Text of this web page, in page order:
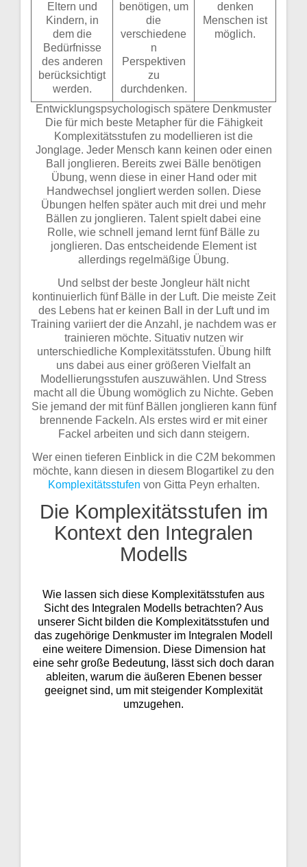
Eltern und
Kindern, in
dem die
Bedürfnisse
des anderen
berücksichtigt
werden.
benötigen, um
die
verschiedene
n
Perspektiven
zu
durchdenken.
denken
Menschen ist
möglich.
Entwicklungspsychologisch spätere Denkmuster
Die für mich beste Metapher für die Fähigkeit
Komplexitätsstufen zu modellieren ist die
Jonglage. Jeder Mensch kann keinen oder einen
Ball jonglieren. Bereits zwei Bälle benötigen
Übung, wenn diese in einer Hand oder mit
Handwechsel jongliert werden sollen. Diese
Übungen helfen später auch mit drei und mehr
Bällen zu jonglieren. Talent spielt dabei eine
Rolle, wie schnell jemand lernt fünf Bälle zu
jonglieren. Das entscheidende Element ist
allerdings regelmäßige Übung.
Und selbst der beste Jongleur hält nicht
kontinuierlich fünf Bälle in der Luft. Die meiste Zeit
des Lebens hat er keinen Ball in der Luft und im
Training variiert der die Anzahl, je nachdem was er
trainieren möchte. Situativ nutzen wir
unterschiedliche Komplexitätsstufen. Übung hilft
uns dabei aus einer größeren Vielfalt an
Modellierungsstufen auszuwählen. Und Stress
macht all die Übung womöglich zu Nichte. Geben
Sie jemand der mit fünf Bällen jonglieren kann fünf
brennende Fackeln. Als erstes wird er mit einer
Fackel arbeiten und sich dann steigern.
Wer einen tieferen Einblick in die C2M bekommen
möchte, kann diesen in diesem Blogartikel zu den
Komplexitätsstufen von Gitta Peyn erhalten.
Die Komplexitätsstufen im
Kontext den Integralen
Modells
Wie lassen sich diese Komplexitätsstufen aus
Sicht des Integralen Modells betrachten? Aus
unserer Sicht bilden die Komplexitätsstufen und
das zugehörige Denkmuster im Integralen Modell
eine weitere Dimension. Diese Dimension hat
eine sehr große Bedeutung, lässt sich doch daran
ableiten, warum die äußeren Ebenen besser
geeignet sind, um mit steigender Komplexität
umzugehen.